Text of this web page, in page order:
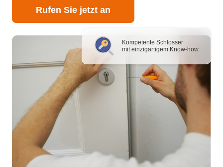
Kompetente Schlosser
mit einzigartigem Know-how
Rufen Sie jetzt an